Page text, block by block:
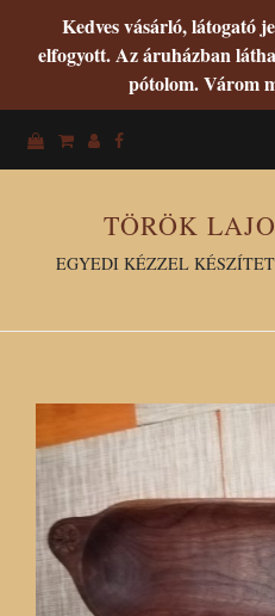
Kedves vásárló, látogató
elfogyott. Az áruházban
pótolom. Várom
TÖRÖK
EGYEDI KÉZZEL